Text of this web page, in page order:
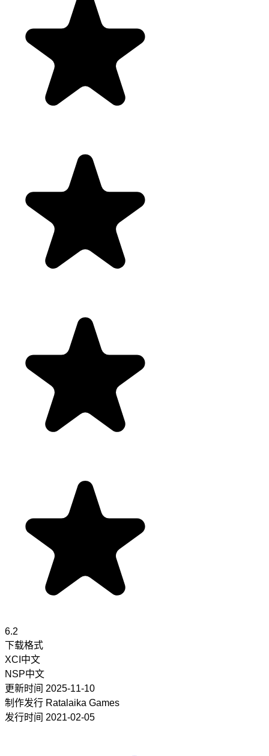
6.2
下载格式
XCI 中文
NSP中文
更新时间 2025-11-10
制作发行 Ratalaika Games
发行时间 2021-02-05